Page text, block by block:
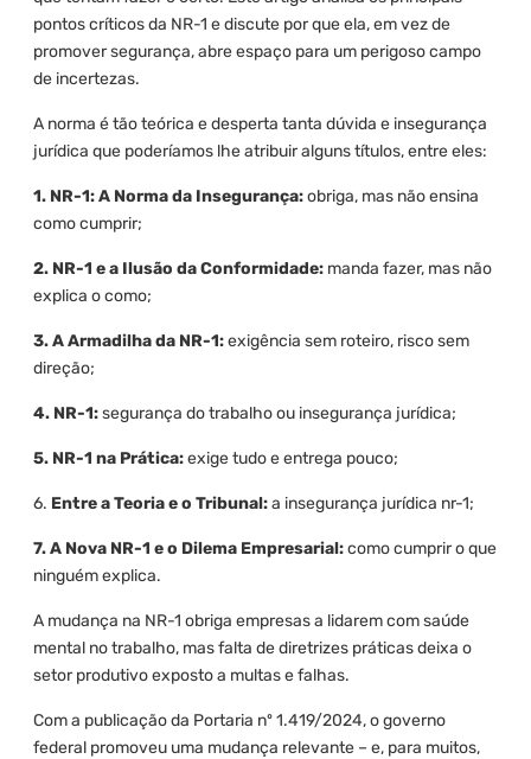
pontos críticos da NR-1 e discute por que ela, em vez de
promover segurança, abre espaço para um perigoso campo
de incertezas.
A norma é tão teórica e desperta tanta dúvida e insegurança
jurídica que poderíamos lhe atribuir alguns títulos, entre eles:
1. NR-1: A Norma da Insegurança:obriga, mas não ensina
como cumprir;
2. NR-1 e a Ilusão da Conformidade: manda fazer, mas não
explica o como;
3. A Armadilha da NR-1:exigência sem roteiro, risco sem
direção;
4. NR-1:segurança do trabalho ou insegurança jurídica;
5. NR-1 na Prática:exige tudo e entrega pouco;
6. Entre a Teoria e o Tribunal:a insegurança jurídica nr-1;
7. A Nova NR-1 e o Dilema Empresarial:como cumprir o que
ninguém explica.
A mudança na NR-1 obriga empresas a lidarem com saúde
mental no trabalho, mas falta de diretrizes práticas deixa o
setor produtivo exposto a multas e falhas.
Com a publicação da Portaria nº 1.419/2024, o governo
federal promoveu uma mudança relevante – e, para muitos,